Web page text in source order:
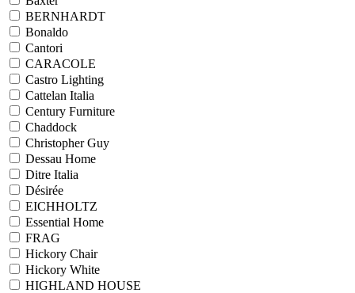
BERNHARDT
Bonaldo
Cantori
CARACOLE
Castro Lighting
Cattelan Italia
Century Furniture
Chaddock
Christopher Guy
Dessau Home
Ditre Italia
Désirée
EICHHOLTZ
Essential Home
FRAG
Hickory Chair
Hickory White
HIGHLAND HOUSE